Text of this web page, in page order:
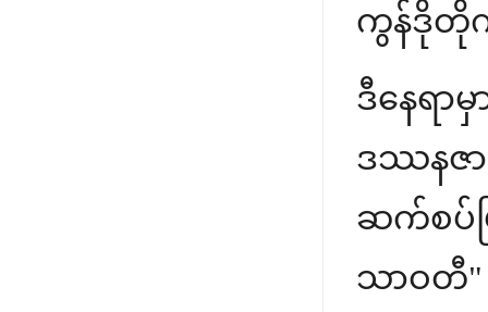
ကွန်ဒိုတိုက်
ဒီနေရာ
ဒဿနဇ
ဆက်စပ်ပ
သာဝတီ"